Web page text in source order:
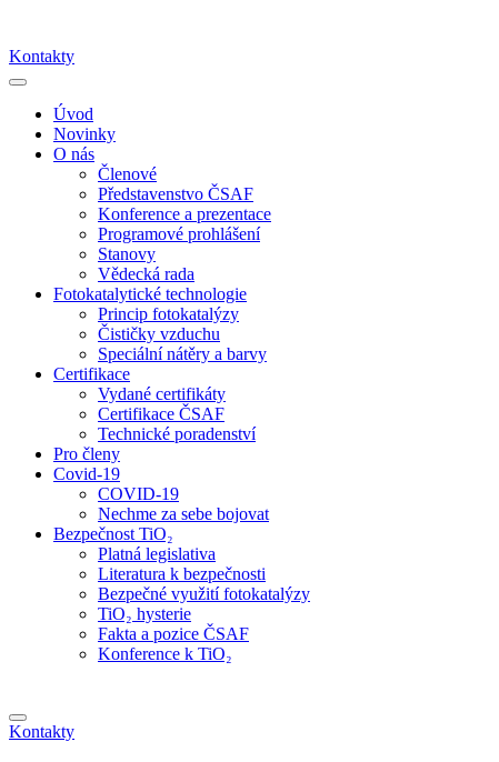
Kontakty
Úvod
Novinky
O nás
Členové
Představenstvo ČSAF
Konference a prezentace
Programové prohlášení
Stanovy
Vědecká rada
Fotokatalytické technologie
Princip fotokatalýzy
Čističky vzduchu
Speciální nátěry a barvy
Certifikace
Vydané certifikáty
Certifikace ČSAF
Technické poradenství
Pro členy
Covid-19
COVID-19
Nechme za sebe bojovat
Bezpečnost TiO₂
Platná legislativa
Literatura k bezpečnosti
Bezpečné využití fotokatalýzy
TiO₂ hysterie
Fakta a pozice ČSAF
Konference k TiO₂
Kontakty